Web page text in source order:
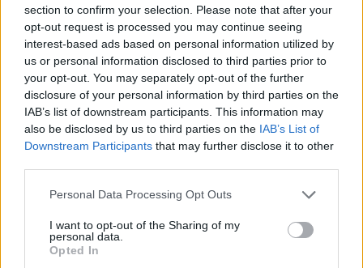
section to confirm your selection. Please note that after your
opt-out request is processed you may continue seeing
interest-based ads based on personal information utilized by
us or personal information disclosed to third parties prior to
your opt-out. You may separately opt-out of the further
disclosure of your personal information by third parties on the
IAB’s list of downstream participants. This information may
also be disclosed by us to third parties on the IAB’s List of
Downstream Participants that may further disclose it to other
Please note that this website/app uses one or more Google
not limited to your visit or usage behaviour. You may click to
grant or deny consent to Google and its third-party tags to
use your data for below specified purposes in below Google
Personal Data Processing Opt Outs
I want to opt-out of the Sharing of my
personal data.
Opted In